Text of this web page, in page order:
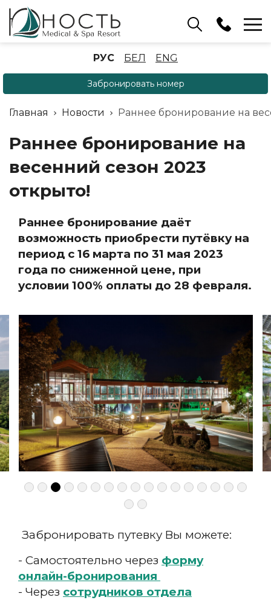
Бассейн
+375 (17) 503 93 22
Аренда беседок
+375 (33) 902 35 07
Отдел бронирования
+375 (17) 503 91 10
РУС БЕЛ ENG
Забронировать номер
Главная Новости Раннее бронирование на
Раннее бронирование на
весенний сезон 2023
открыто!
Раннее бронирование даёт
возможность приобрести путёвку на
период с 16 марта по 31 мая 2023
года по сниженной цене, при
условии 100% оплаты до 28 февраля.
Забронировать путевку Вы можете:
- Самостоятельно через форму
онлайн-бронирования
- Через сотрудников отдела